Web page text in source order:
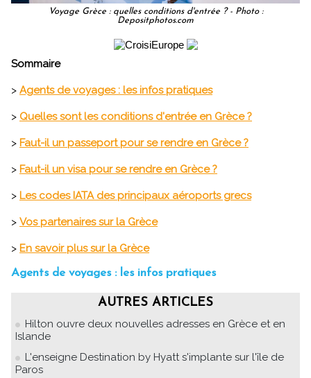
Voyage Grèce : quelles conditions d'entrée ? - Photo :
Depositphotos.com
Sommaire
> Agents de voyages : les infos pratiques
> Quelles sont les conditions d'entrée en Grèce ?
> Faut-il un passeport pour se rendre en Grèce ?
> Faut-il un visa pour se rendre en Grèce ?
> Les codes IATA des principaux aéroports grecs
> Vos partenaires sur la Grèce
> En savoir plus sur la Grèce
Agents de voyages : les infos pratiques
AUTRES ARTICLES
Hilton ouvre deux nouvelles adresses en Grèce et en
Islande
L'enseigne Destination by Hyatt s'implante sur l'île de
Paros